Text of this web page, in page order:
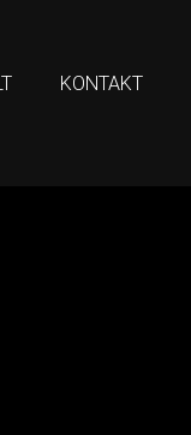
KONTAKT